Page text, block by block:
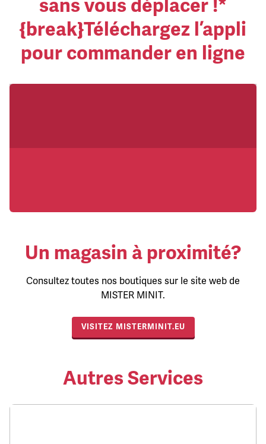
sans vous déplacer !*
{break}Téléchargez l’appli
pour commander en ligne
Un magasin à proximité?
Consultez toutes nos boutiques sur le site web de
MISTER MINIT.
VISITEZ MISTERMINIT.EU
Autres Services